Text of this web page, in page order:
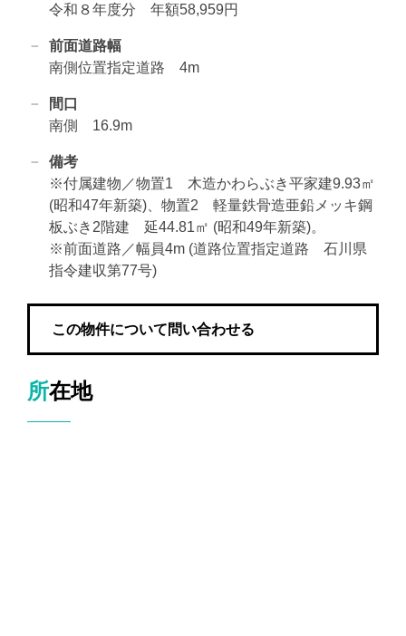
令和８年度分 年額58,959円
前面道路幅
南側位置指定道路 4m
間口
南側 16.9m
備考
※付属建物／物置1 木造かわらぶき平家建9.93㎡
(昭和47年新築)、物置2 軽量鉄骨造亜鉛メッキ鋼
板ぶき2階建 延44.81㎡ (昭和49年新築)。
※前面道路／幅員4m (道路位置指定道路 石川県
指令建収第77号)
この物件について問い合わせる
所在地